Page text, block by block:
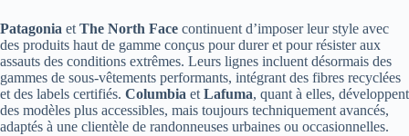
Patagonia etThe North Face continuent d’imposer leur style avec
des produits haut de gamme conçus pour durer et pour résister aux
assauts des conditions extrêmes. Leurs lignes incluent désormais des
gammes de sous-vêtements performants, intégrant des fibres recyclées
et des labels certifiés. Columbia etLafuma, quant à elles, développent
des modèles plus accessibles, mais toujours techniquement avancés,
adaptés à une clientèle de randonneuses urbaines ou occasionnelles.